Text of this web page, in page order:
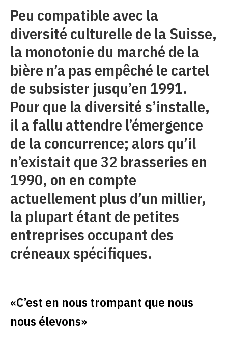
Peu compatible avec la
diversité culturelle de la Suisse,
la monotonie du marché de la
bière n’a pas empêché le cartel
de subsister jusqu’en 1991.
Pour que la diversité s’installe,
il a fallu attendre l’émergence
de la concurrence; alors qu’il
n’existait que 32 brasseries en
1990, on en compte
actuellement plus d’un millier,
la plupart étant de petites
entreprises occupant des
créneaux spécifiques.
«C’est en nous trompant que nous
nous élevons»